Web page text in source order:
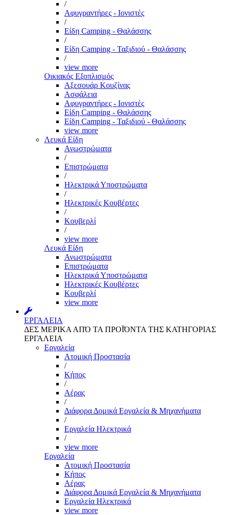
/
Αφυγραντήρες - Ιονιστές
/
Είδη Camping - Θαλάσσης
/
Είδη Camping - Ταξιδιού - Θαλάσσης
/
view more
Οικιακός Εξοπλισμός
Αξεσουάρ Κουζίνας
Ασφάλεια
Αφυγραντήρες - Ιονιστές
Είδη Camping - Θαλάσσης
Είδη Camping - Ταξιδιού - Θαλάσσης
view more
Λευκά Είδη
Ανωστρώματα
/
Επιστρώματα
/
Ηλεκτρικά Υποστρώματα
/
Ηλεκτρικές Κουβέρτες
/
Κουβερλί
/
view more
Λευκά Είδη
Ανωστρώματα
Επιστρώματα
Ηλεκτρικά Υποστρώματα
Ηλεκτρικές Κουβέρτες
Κουβερλί
view more
ΕΡΓΑΛΕΙΑ
ΔΕΣ ΜΕΡΙΚΑ ΑΠΌ ΤΑ ΠΡΟΪΌΝΤΑ ΤΗΣ ΚΑΤΗΓΟΡΙΑΣ
ΕΡΓΑΛΕΙΑ
Εργαλεία
Aτομική Προστασία
/
Kήπος
/
Αέρας
/
Διάφορα Δομικά Εργαλεία & Μηχανήματα
/
Εργαλεία Ηλεκτρικά
/
view more
Εργαλεία
Aτομική Προστασία
Kήπος
Αέρας
Διάφορα Δομικά Εργαλεία & Μηχανήματα
Εργαλεία Ηλεκτρικά
view more